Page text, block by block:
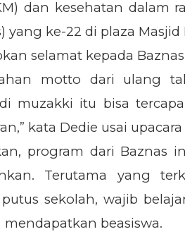
dan kesehatan dalam
yang ke-22 di plaza Masjid
selamat kepada
motto dari ulang
muzakki itu bisa
kata Dedie usai
program dari Baznas
Terutama yang
sekolah, wajib
beasiswa.